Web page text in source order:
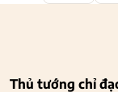
Thủ tướng chỉ